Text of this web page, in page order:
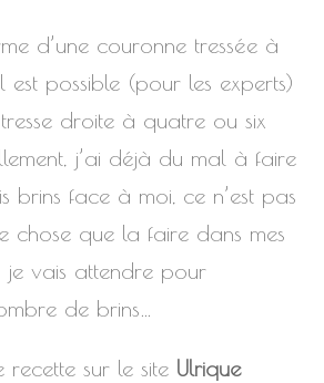
d’une couronne tressée à
est possible (pour les experts)
droite à quatre ou six
j’ai déjà du mal à faire
brins face à moi, ce n’est pas
chose que la faire dans mes
je vais attendre pour
de brins…
recette sur le site Ulrique